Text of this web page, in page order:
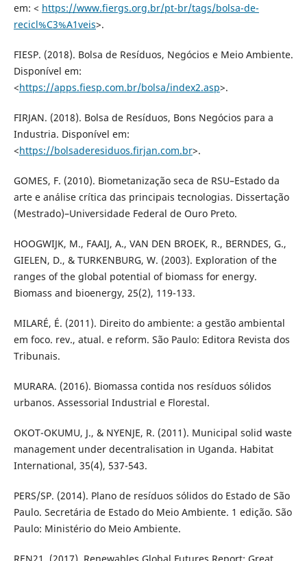
em: < https://www.fiergs.org.br/pt-br/tags/bolsa-de-
recicl%C3%A1veis>.
FIESP. (2018). Bolsa de Resíduos, Negócios e Meio Ambiente.
Disponível em:
<https://apps.fiesp.com.br/bolsa/index2.asp>.
FIRJAN. (2018). Bolsa de Resíduos, Bons Negócios para a
Industria. Disponível em:
<https://bolsaderesiduos.firjan.com.br>.
GOMES, F. (2010). Biometanização seca de RSU–Estado da
arte e análise crítica das principais tecnologias. Dissertação
(Mestrado)–Universidade Federal de Ouro Preto.
HOOGWIJK, M., FAAIJ, A., VAN DEN BROEK, R., BERNDES, G.,
GIELEN, D., & TURKENBURG, W. (2003). Exploration of the
ranges of the global potential of biomass for energy.
Biomass and bioenergy, 25(2), 119-133.
MILARÉ, É. (2011). Direito do ambiente: a gestão ambiental
em foco. rev., atual. e reform. São Paulo: Editora Revista dos
Tribunais.
MURARA. (2016). Biomassa contida nos resíduos sólidos
urbanos. Assessorial Industrial e Florestal.
OKOT-OKUMU, J., & NYENJE, R. (2011). Municipal solid waste
management under decentralisation in Uganda. Habitat
International, 35(4), 537-543.
PERS/SP. (2014). Plano de resíduos sólidos do Estado de São
Paulo. Secretária de Estado do Meio Ambiente. 1 edição. São
Paulo: Ministério do Meio Ambiente.